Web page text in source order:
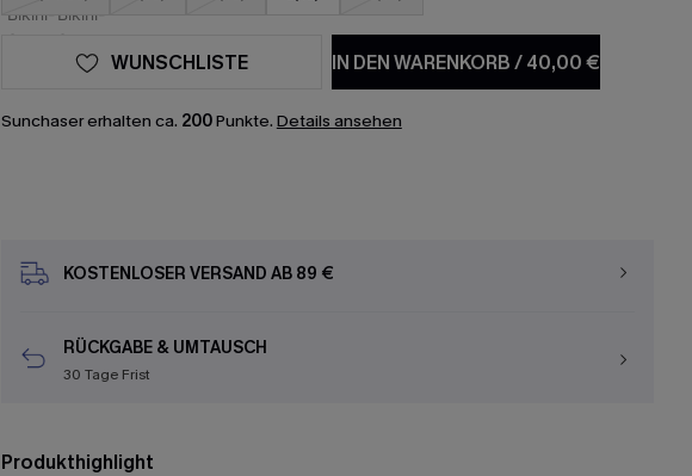
IN DEN WARENKORB/40,00 €
WUNSCHLISTE
Sunchaser erhalten ca. 200Punkte. Details ansehen
KOSTENLOSER VERSAND AB 89 €
RÜCKGABE & UMTAUSCH
30 Tage Frist
Produkthighlight